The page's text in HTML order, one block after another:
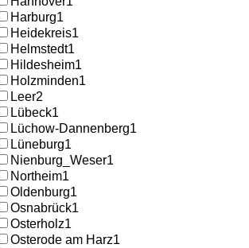
Harburg1
Heidekreis1
Helmstedt1
Hildesheim1
Holzminden1
Leer2
Lübeck1
Lüchow-Dannenberg1
Lüneburg1
Nienburg_Weser1
Northeim1
Oldenburg1
Osnabrück1
Osterholz1
Osterode am Harz1